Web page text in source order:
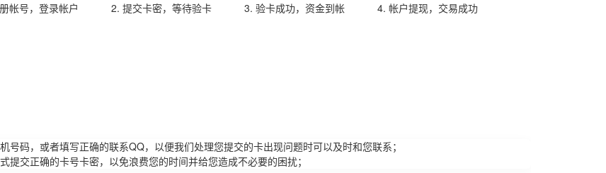
帐号，登录帐户 2. 提交卡密，等待验卡 3. 验卡成功，资金到帐 4. 帐户提现，交易成功
号码，或者填写正确的联系QQ，以便我们处理您提交的卡出现问题时可以及时和您联系；
提交正确的卡号卡密，以免浪费您的时间并给您造成不必要的困扰；